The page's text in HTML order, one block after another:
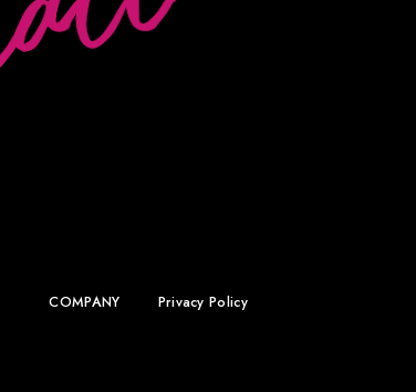
COMPANY Privacy Policy